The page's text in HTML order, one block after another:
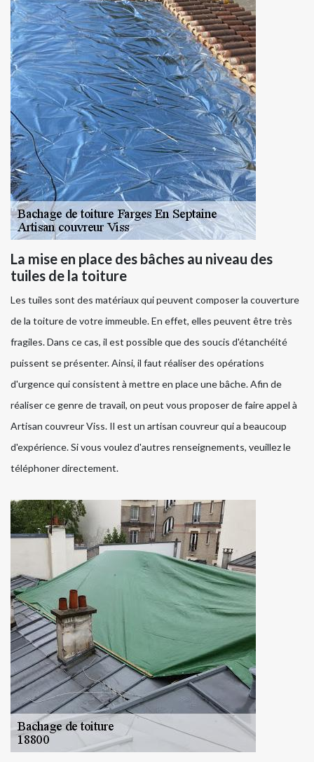
La mise en place des bâches au niveau des
tuiles de la toiture
Les tuiles sont des matériaux qui peuvent composer la couverture
de la toiture de votre immeuble. En effet, elles peuvent être très
fragiles. Dans ce cas, il est possible que des soucis d'étanchéité
puissent se présenter. Ainsi, il faut réaliser des opérations
d'urgence qui consistent à mettre en place une bâche. Afin de
réaliser ce genre de travail, on peut vous proposer de faire appel à
Artisan couvreur Viss. Il est un artisan couvreur qui a beaucoup
d'expérience. Si vous voulez d'autres renseignements, veuillez le
téléphoner directement.